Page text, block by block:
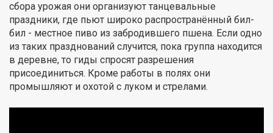
сбора урожая они организуют танцевальные
праздники, где пьют широко распространённый бил-
бил - местное пиво из забродившего пшена. Если одно
из таких празднований случится, пока группа находится
в деревне, то гиды спросят разрешения
присоединиться. Кроме работы в полях они
промышляют и охотой с луком и стрелами.